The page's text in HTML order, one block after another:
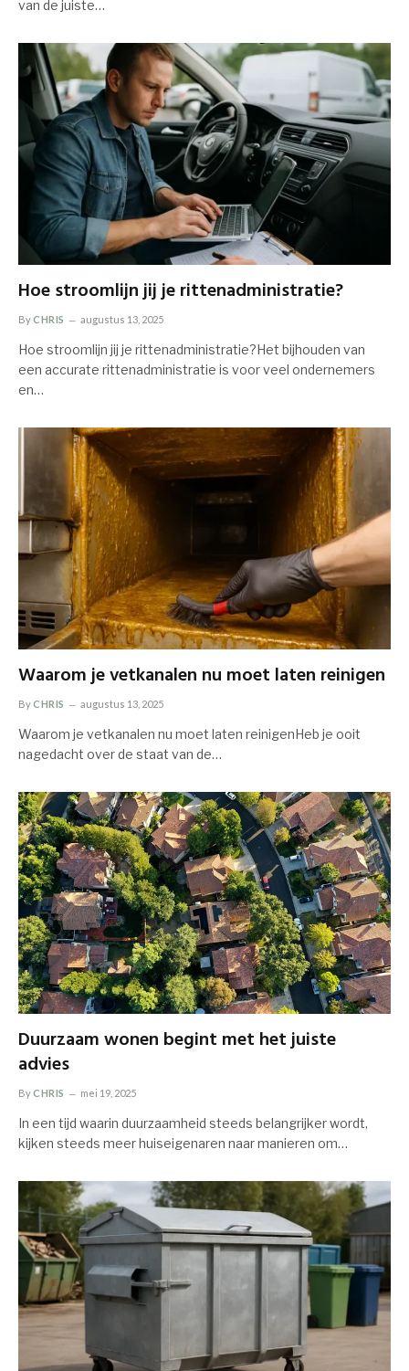
van de juiste…
Hoe stroomlijn jij je rittenadministratie?
ByCHRIS augustus 13, 2025
Hoe stroomlijn jij je rittenadministratie?Het bijhouden van
een accurate rittenadministratie is voor veel ondernemers
en…
Waarom je vetkanalen nu moet laten reinigen
ByCHRIS augustus 13, 2025
Waarom je vetkanalen nu moet laten reinigenHeb je ooit
nagedacht over de staat van de…
Duurzaam wonen begint met het juiste
advies
ByCHRIS mei 19, 2025
In een tijd waarin duurzaamheid steeds belangrijker wordt,
kijken steeds meer huiseigenaren naar manieren om…